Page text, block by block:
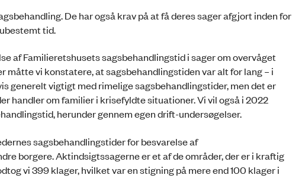
De har også krav på at få deres sager afgjort inden for
tid.
af Familieretshusets sagsbehandlingstid i sager om overvåget
vi konstatere, at sagsbehandlingstiden var alt for lang – i
generelt vigtigt med rimelige sagsbehandlingstider, men det er
handler om familier i krisefyldte situationer. Vi vil også i 2022
herunder gennem egen drift-undersøgelser.
sagsbehandlingstider for besvarelse af
borgere. Aktindsigtssagerne er et af de områder, der er i kraftig
vi 399 klager, hvilket var en stigning på mere end 100 klager i